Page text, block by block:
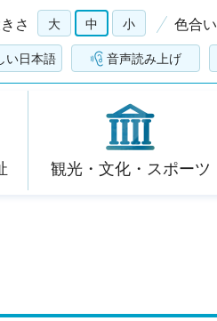
さ 大 中 小 色合い
い日本語 音声読み上げ
観光・文化・スポーツ